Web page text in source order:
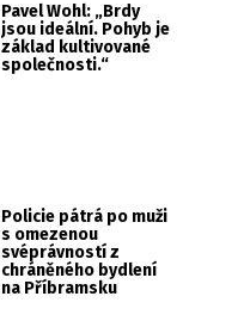
Pavel Wohl: „Brdy
jsou ideální. Pohyb je
základ kultivované
společnosti.“
Policie pátrá po muži
s omezenou
svéprávností z
chráněného bydlení
na Příbramsku